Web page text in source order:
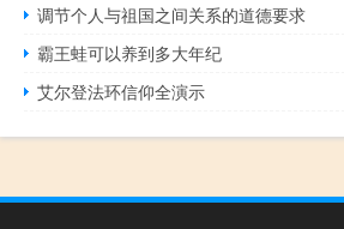
调节个人与祖国之间关系的道德要求
霸王蛙可以养到多大年纪
艾尔登法环信仰全演示